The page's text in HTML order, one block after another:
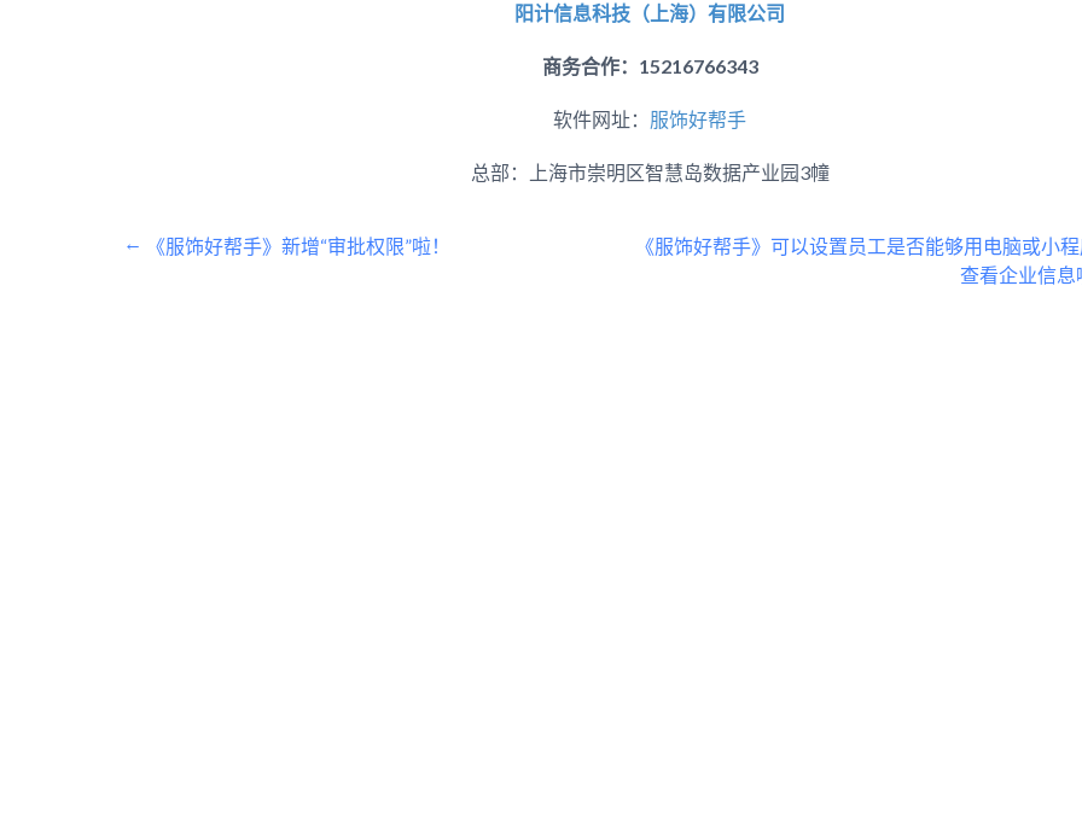
阳计信息科技（上海）有限公司
商务合作：15216766343
软件网址： 服饰好帮手
总部：上海市崇明区智慧岛数据产业园3幢
← 《服饰好帮手》新增“审批权限”啦！
《服饰好帮手》可以设置员工是否能够用电脑或小
查看企业信息